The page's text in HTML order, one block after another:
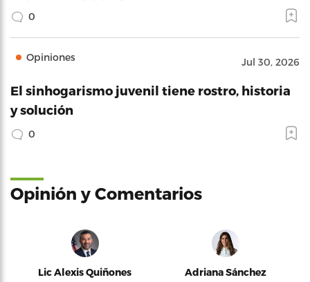
0
Opiniones Jul 30, 2026
El sinhogarismo juvenil tiene rostro, historia
y solución
0
Opinión y Comentarios
Lic Alexis Quiñones Adriana Sánchez